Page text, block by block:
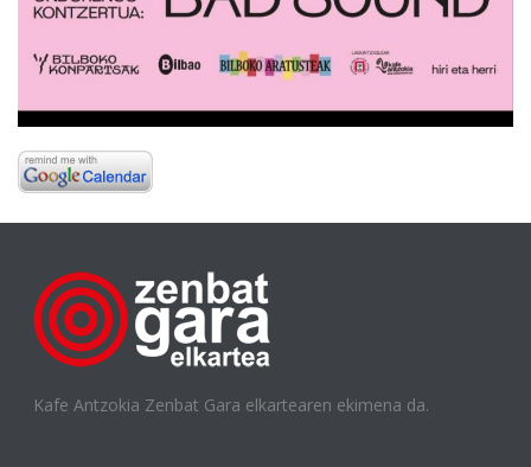
Kafe Antzokia Zenbat Gara elkartearen ekimena da.